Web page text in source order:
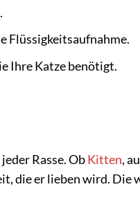
.
Flüssigkeitsaufnahme.
Ihre Katze benötigt.
Rasse. ObKitten,
die er lieben wird.